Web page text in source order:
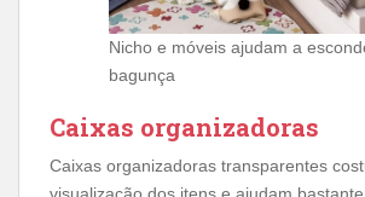
Nicho e móveis ajudam a
bagunça
Caixas organizadoras
Caixas organizadoras transparentes